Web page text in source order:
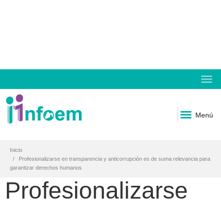
Menú
Inicio
Profesionalizarse en transparencia y anticorrupción es de suma relevancia para
garantizar derechos humanos
Profesionalizarse